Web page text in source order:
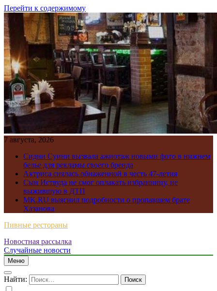
Перейти к содержимому
7 августа, 2026
Сидни Суини вызвала ажиотаж новыми фото в нижнем
белье для рекламы своего бренда
Актриса снялась обнаженной в честь 47-летия
Сын Иствуда не смог оплакать избранницу, не
выжившую в ДТП
MK.RU выяснил подробности о пропавшем брате
Хазанова
Пивные рестораны
Новостная рассылка
Случайные новости
Меню
Найти: